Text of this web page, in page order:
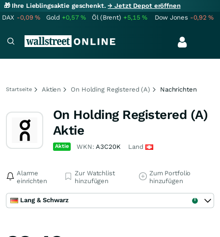
🎁 Ihre Lieblingsaktie geschenkt.→ Jetzt Depot eröffnen
DAX -0,09% Gold +0,57% Öl (Brent) +5,15% Dow Jones -0,92%
Startseite Aktien On Holding Registered (A) Nachrichten
On Holding Registered (A)
Aktie
Aktie WKN:A3C20K Land
Alarme
einrichten
Zur Watchlist
hinzufügen
Zum Portfolio
hinzufügen
Lang & Schwarz